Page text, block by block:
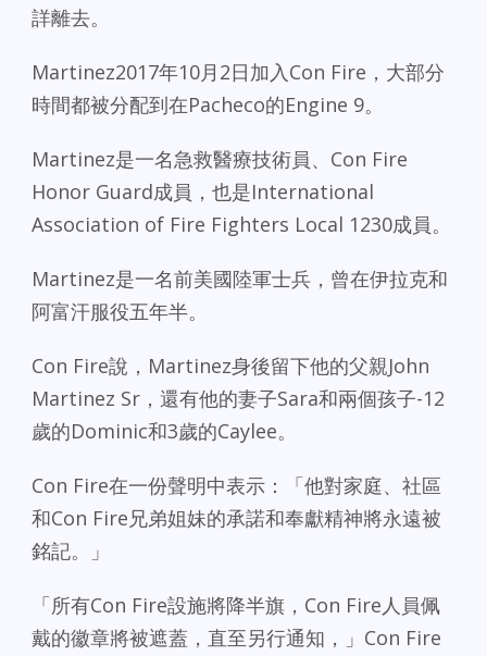
詳離去。
Martinez2017年10月2日加入Con Fire，大部分
時間都被分配到在Pacheco的Engine 9。
Martinez是一名急救醫療技術員、Con Fire
Honor Guard成員，也是International
Association of Fire Fighters Local 1230成員。
Martinez是一名前美國陸軍士兵，曾在伊拉克和
阿富汗服役五年半。
Con Fire說，Martinez身後留下他的父親John
Martinez Sr，還有他的妻子Sara和兩個孩子-12
歲的Dominic和3歲的Caylee。
Con Fire在一份聲明中表示：「他對家庭、社區
和Con Fire兄弟姐妹的承諾和奉獻精神將永遠被
銘記。」
「所有Con Fire設施將降半旗，Con Fire人員佩
戴的徽章將被遮蓋，直至另行通知，」Con Fire